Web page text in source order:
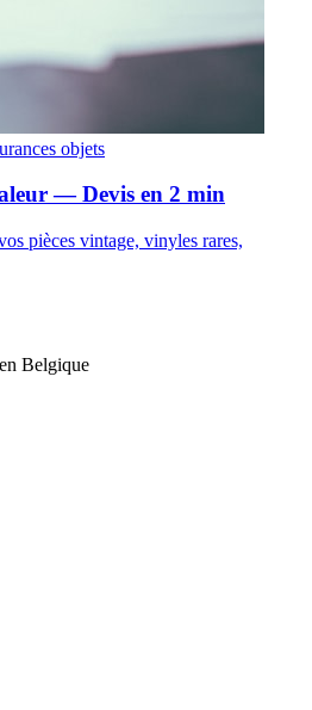
objets
— Devis en 2 min
pièces vintage, vinyles rares,
Belgique